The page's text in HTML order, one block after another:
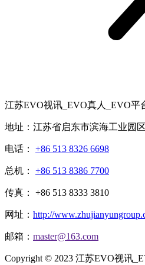
江苏EVO视讯_EVO真人_EVO平
地址：江苏省启东市滨海工业园
电话： +86 513 8326 6698
总机： +86 513 8386 7700
传真： +86 513 8333 3810
网址： http://
邮箱： master@163.com
Copyright © 2023 江苏EVO视讯